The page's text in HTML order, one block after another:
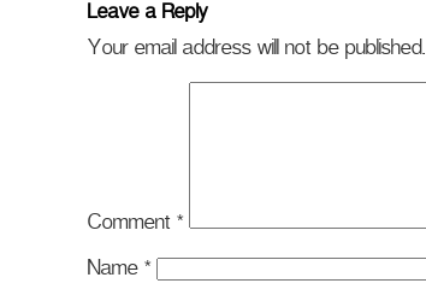
Leave a Reply
Your email address will not be published.
Comment *
Name *